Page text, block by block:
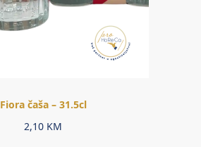
Fiora čaša – 31.5cl
2,10 KM